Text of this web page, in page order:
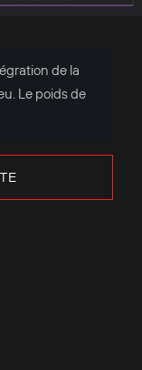
de la
Le poids de